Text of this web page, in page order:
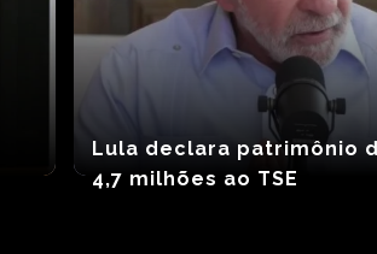
Lula declara patrimônio
4,7 milhões ao TSE